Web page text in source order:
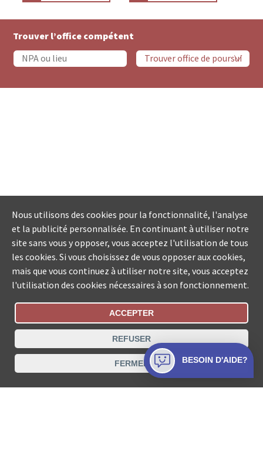
Trouver l’office compétent
Statut De La Commande
Recherche des offices de Suisse
Protection des données Mentions légales
Conditions d’utilisation Contact
Nous utilisons des cookies pour la fonctionnalité, l'analyse
et la publicité personnalisée. En continuant à utiliser notre
site sans vous y opposer, vous acceptez l'utilisation de tous
les cookies. Si vous choisissez de vous opposer aux cookies,
mais que vous continuez à utiliser notre site, vous acceptez
l'utilisation des cookies nécessaires à son fonctionnement.
ACCEPTER
REFUSER
FERMER BESOIN D'AIDE?